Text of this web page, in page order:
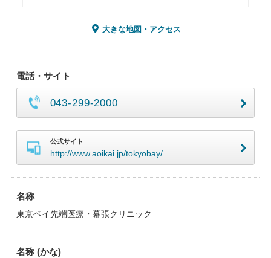
大きな地図・アクセス
電話・サイト
043-299-2000
公式サイト
http://www.aoikai.jp/tokyobay/
名称
東京ベイ先端医療・幕張クリニック
名称 (かな)